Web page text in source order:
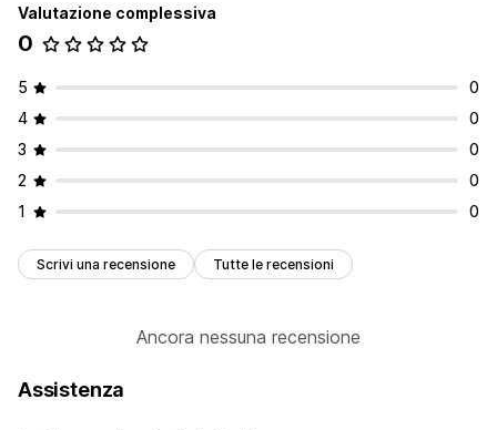
Valutazione complessiva
0
5
0
4
0
3
0
2
0
1
0
Scrivi una recensione Tutte le recensioni
Ancora nessuna recensione
Assistenza